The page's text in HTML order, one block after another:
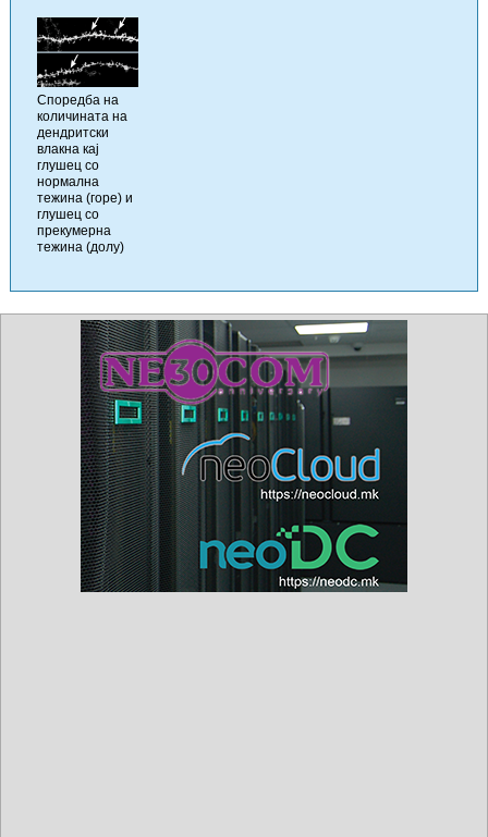
Споредба на
количината на
дендритски
влакна кај
глушец со
нормална
тежина (горе) и
глушец со
прекумерна
тежина (долу)